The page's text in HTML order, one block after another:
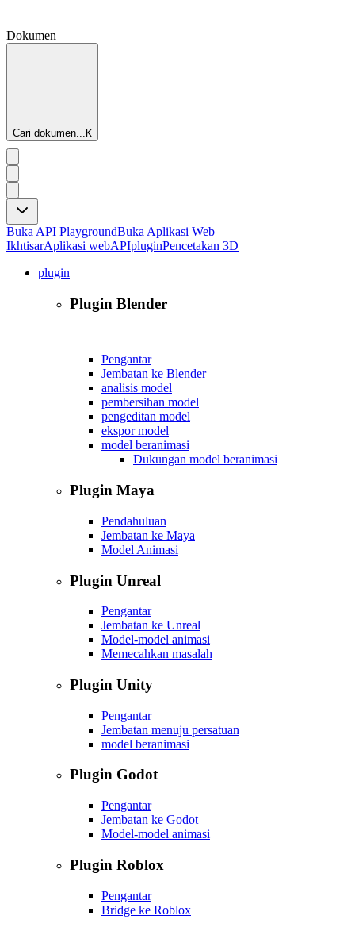
Dokumen
Cari dokumen...K
Buka API PlaygroundBuka Aplikasi Web
IkhtisarAplikasi webAPIpluginPencetakan 3D
plugin
Plugin Blender
Pengantar
Jembatan ke Blender
analisis model
pembersihan model
pengeditan model
ekspor model
model beranimasi
Dukungan model beranimasi
Plugin Maya
Pendahuluan
Jembatan ke Maya
Model Animasi
Plugin Unreal
Pengantar
Jembatan ke Unreal
Model-model animasi
Memecahkan masalah
Plugin Unity
Pengantar
Jembatan menuju persatuan
model beranimasi
Plugin Godot
Pengantar
Jembatan ke Godot
Model-model animasi
Plugin Roblox
Pengantar
Bridge ke Roblox